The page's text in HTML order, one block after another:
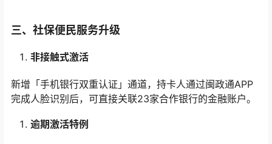
三、社保便民服务升级
非接触式激活
新增「手机银行双重认证」通道，持卡人通过闽政通APP
完成人脸识别后，可直接关联23家合作银行的金融账户。
逾期激活特例